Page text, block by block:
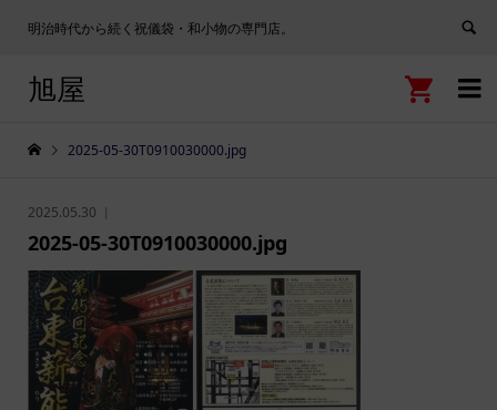
明治時代から続く祝儀袋・和小物の専門店。

旭屋 
2025-05-30T0910030000.jpg
2025.05.30
2025-05-30T0910030000.jpg